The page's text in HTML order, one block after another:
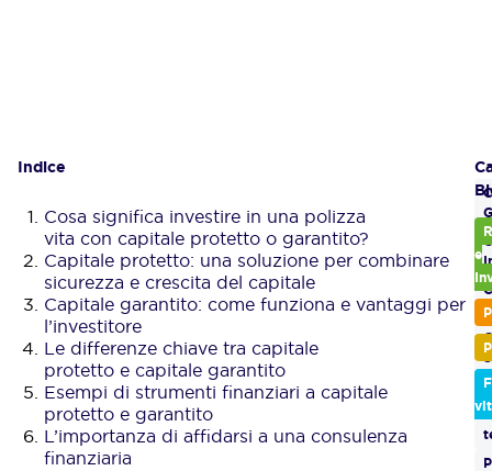
Indice
Cosa significa investire in una polizza
vita con capitale protetto o garantito?
Capitale protetto: una soluzione per combinare
sicurezza e crescita del capitale
Capitale garantito: come funziona e vantaggi per
l’investitore
Le differenze chiave tra capitale
protetto e capitale garantito
Esempi di strumenti finanziari a capitale
protetto e garantito
L’importanza di affidarsi a una consulenza
finanziaria
e